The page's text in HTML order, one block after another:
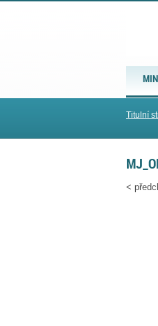
Titulní
<